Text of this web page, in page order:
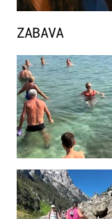
ZABAVA